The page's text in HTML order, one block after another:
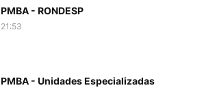
PMBA - RONDESP
21:53
PMBA - Unidades Especializadas